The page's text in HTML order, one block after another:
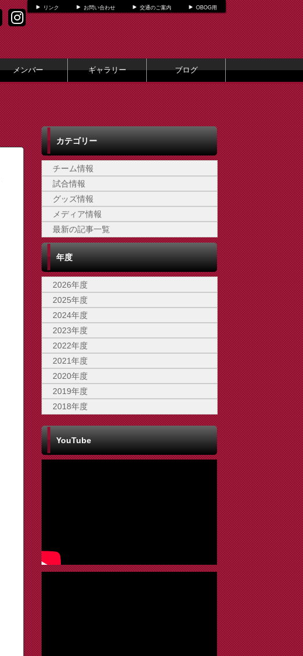
リンク お問い合わせ 交通のご案内 OBOG用
メンバー ギャラリー ブログ
カテゴリー
チーム情報
試合情報
グッズ情報
メディア情報
最新の記事一覧
年度
2026年度
2025年度
2024年度
2023年度
2022年度
2021年度
2020年度
2019年度
2018年度
YouTube